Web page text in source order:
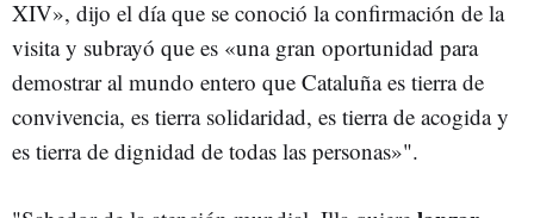
XIV», dijo el día que se conoció la confirmación de la
visita y subrayó que es «una gran oportunidad para
demostrar al mundo entero que Cataluña es tierra de
convivencia, es tierra solidaridad, es tierra de acogida y
es tierra de dignidad de todas las personas»".